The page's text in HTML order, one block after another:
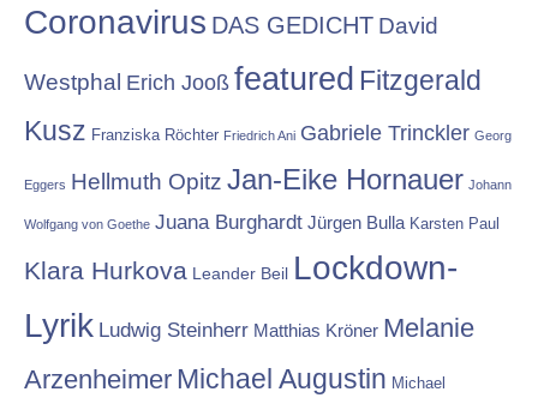
Coronavirus DAS GEDICHT David
Westphal Erich Jooß featured Fitzgerald
Kusz Franziska Röchter Friedrich Ani Gabriele Trinckler Georg
Eggers Hellmuth Opitz Jan-Eike Hornauer Johann
Wolfgang von Goethe Juana Burghardt Jürgen Bulla Karsten Paul
Klara Hurkova Leander Beil Lockdown-
Lyrik Ludwig Steinherr Matthias Kröner Melanie
Arzenheimer Michael Augustin Michael